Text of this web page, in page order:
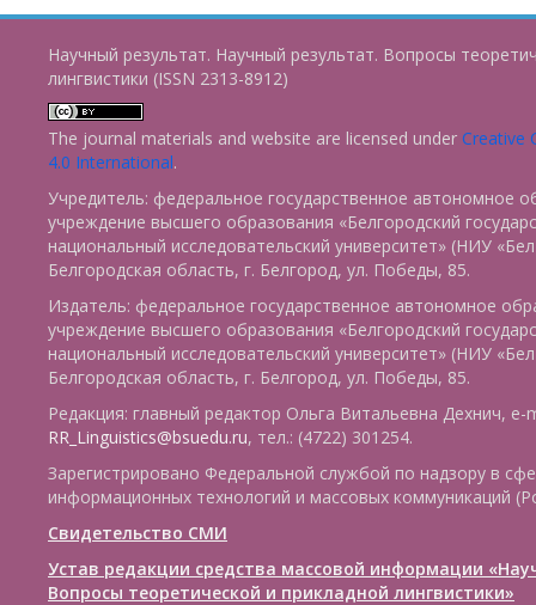
Научный результат. Научный результат. Вопросы
лингвистики (ISSN 2313-8912)
The journal materials and website are licensed under Creative
4.0 International.
Учредитель: федеральное государственное автономное
учреждение высшего образования «Белгородский
национальный исследовательский университет» (НИУ
Белгородская область, г. Белгород, ул. Победы, 85.
Издатель: федеральное государственное автономное
учреждение высшего образования «Белгородский
национальный исследовательский университет» (НИУ
Белгородская область, г. Белгород, ул. Победы, 85.
Редакция: главный редактор Ольга Витальевна Дехнич, e-
RR_Linguistics@bsuedu.ru, тел.: (4722) 301254.
Зарегистрировано Федеральной службой по надзору в
информационных технологий и массовых коммуникаций
Свидетельство СМИ
Устав редакции средства массовой информации
Вопросы теоретической и прикладной лингвистики»